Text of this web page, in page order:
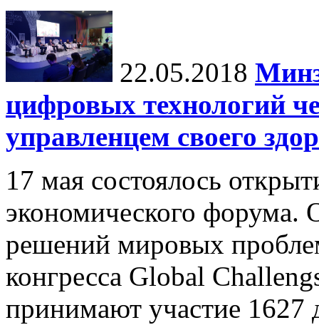
22.05.2018
цифровых технологий
управленцем своего
17 мая состоялось
экономического форума.
решений мировых
конгресса Global
принимают участие 1627